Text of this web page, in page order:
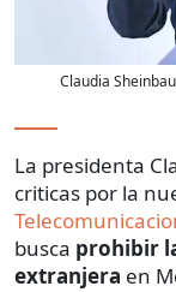
Claudia
La presidenta
criticas por la
busca prohibir
extranjera en